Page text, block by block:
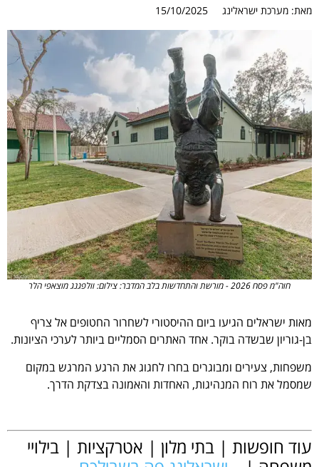
מאת: מערכת ישראלינג 15/10/2025
חוה"מ פסח 2026 - מורשת והתחדשות בלב המדבר: צילום: וולפגנג מוצאפי הלר
מאות ישראלים הגיעו ביום ההיסטורי לשחרור החטופים אל צריף
בן-גוריון שבשדה בוקר. אחד האתרים הסמליים ביותר לערכי הציונות.
משפחות, צעירים ומבוגרים בחרו לחגוג את הרגע המרגש במקום
שמסמל את רוח המנהיגות, האחדות והאמונה בצדקת הדרך.
עוד חופשות | בתי מלון | אטרקציות | בילויי